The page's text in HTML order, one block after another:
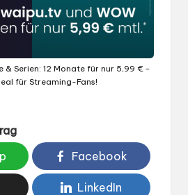
& Serien: 12 Monate für nur 5,99 € –
für Streaming-Fans!
Facebook
LinkedIn